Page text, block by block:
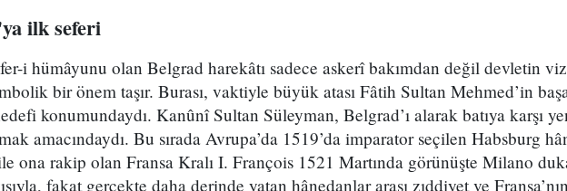
ilk seferi
i hümâyunu olan Belgrad harekâtı sadece askerî bakımdan değil devletin
bir önem taşır. Burası, vaktiyle büyük atası Fâtih Sultan Mehmed’in
konumundaydı. Kanûnî Sultan Süleyman, Belgrad’ı alarak batıya karşı
amacındaydı. Bu sırada Avrupa’da 1519’da imparator seçilen Habsburg
ona rakip olan Fransa Kralı I. François 1521 Martında görünüşte Milano
fakat gerçekte daha derinde yatan hânedanlar arası zıddiyet ve